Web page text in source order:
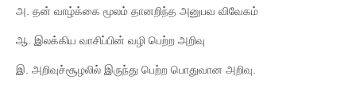
அ. தன் வாழ்க்கை மூலம் தானறிந்த அனுபவ விவேகம்
ஆ. இலக்கிய வாசிப்பின் வழி பெற்ற அறிவு
இ. அறிவுச்சூழலில் இருந்து பெற்ற பொதுவான அறிவு.